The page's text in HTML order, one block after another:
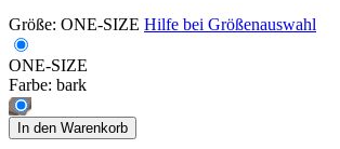
Größe: ONE-SIZE Hilfe bei Größenauswahl
ONE-SIZE
Farbe: bark
In den Warenkorb